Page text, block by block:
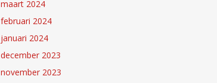
maart 2024
februari 2024
januari 2024
december 2023
november 2023